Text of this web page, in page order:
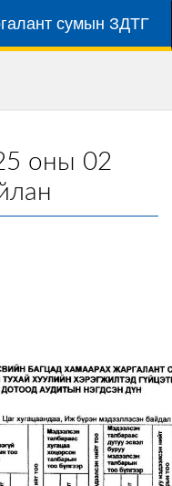
сумын ЗДТГ
оны 02